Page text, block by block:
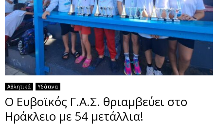
Αθλητικά Υδάτινα
Ο Ευβοϊκός Γ.Α.Σ. θριαμβεύει στο
Ηράκλειο με 54 μετάλλια!